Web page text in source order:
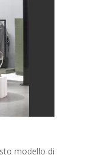
modello di